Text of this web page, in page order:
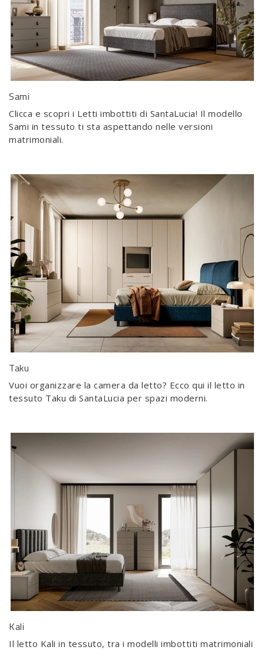
Sami
Clicca e scopri i Letti imbottiti di SantaLucia! Il modello
Sami in tessuto ti sta aspettando nelle versioni
matrimoniali.
Taku
Vuoi organizzare la camera da letto? Ecco qui il letto in
tessuto Taku di SantaLucia per spazi moderni.
Kali
Il letto Kali in tessuto, tra i modelli imbottiti matrimoniali